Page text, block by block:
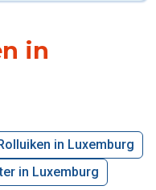
in
in Luxemburg
in Luxemburg